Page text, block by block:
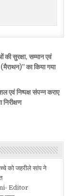
सुरक्षा, सम्मान एवं
का किया गया
निष्पक्ष संपन्न कराए
को जहरीले सांप ने
Editor